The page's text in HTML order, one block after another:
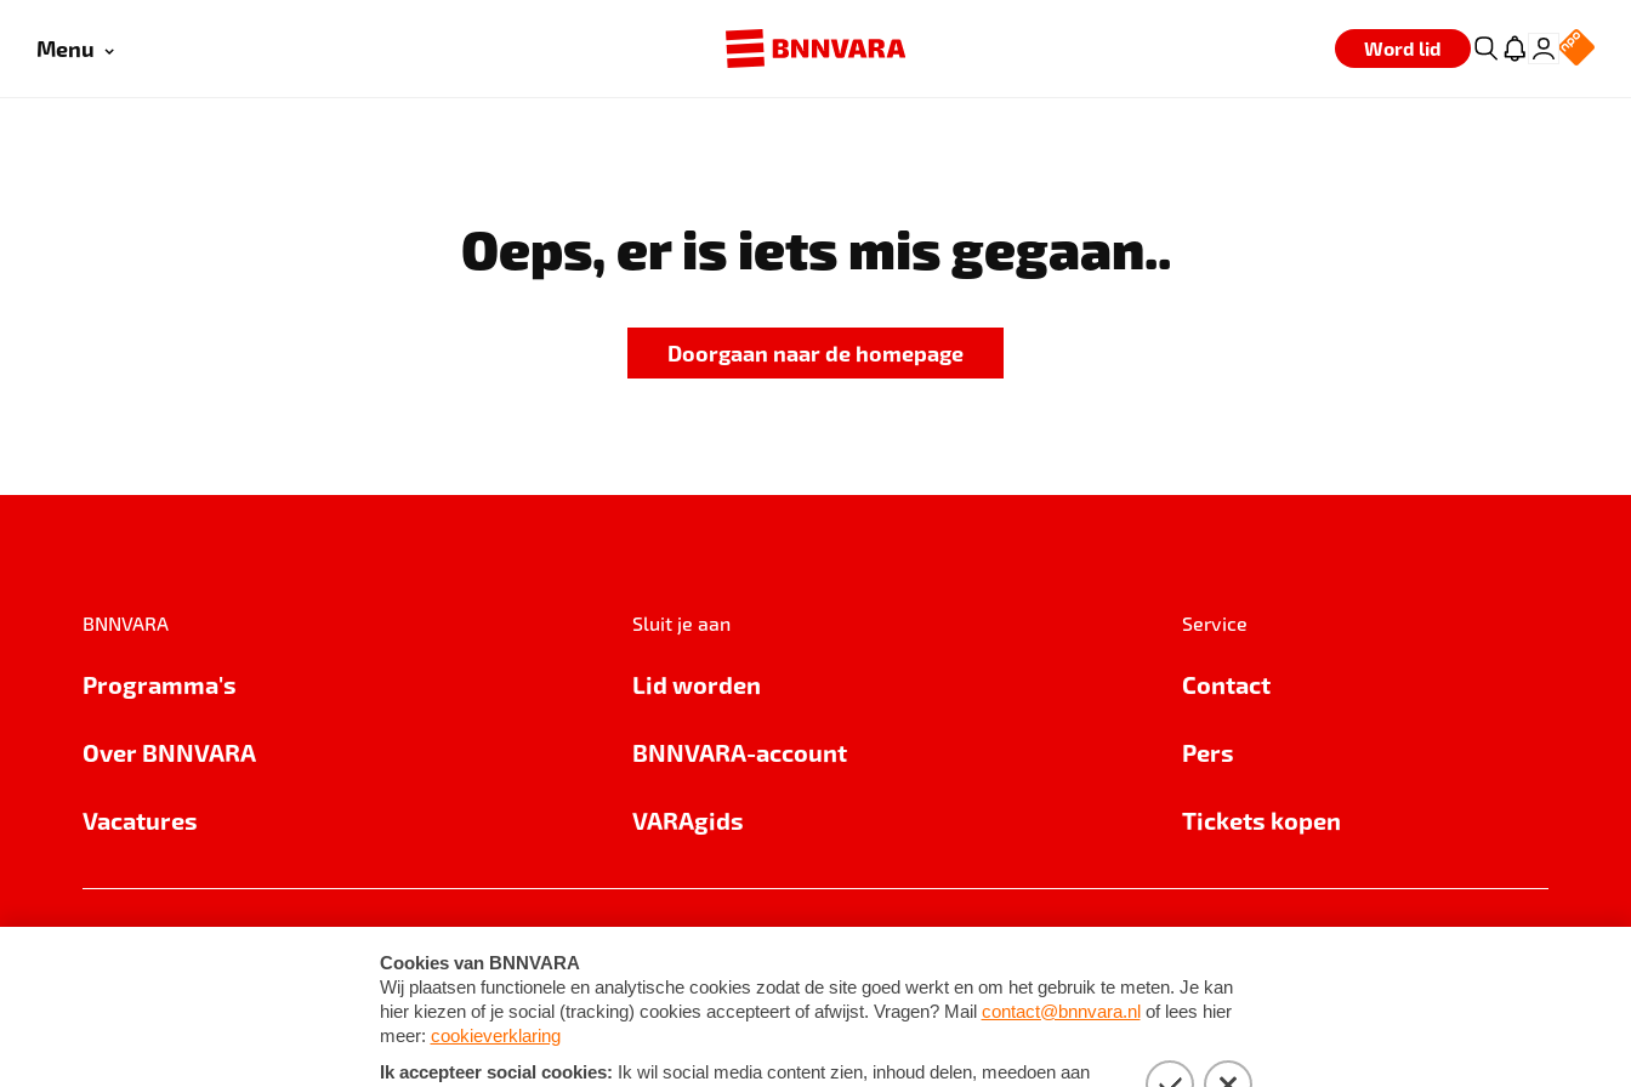
Menu Word lid
Oeps, er is iets mis gegaan..
Doorgaan naar de homepage
BNNVARA
Programma's
Over BNNVARA
Vacatures
Sluit je aan
Lid worden
BNNVARA-account
VARAgids
Service
Contact
Pers
Tickets kopen
Cookie-instellingen Algemene voorwaarden ©2026BNNVARA